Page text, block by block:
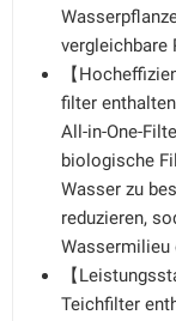
vergleichbare
【
filter
All-in-One-
biologische
Wasser zu
reduzieren,
Wassermilieu
【
Teichfilter